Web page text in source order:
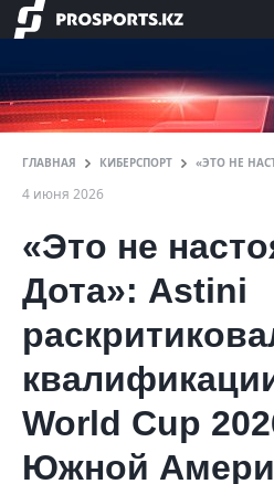
ГЛАВНАЯ КИБЕРСПОРТ «ЭТО НЕ
4 июня 2026
«Это не
Дота»: Astini
World Cup
Южной